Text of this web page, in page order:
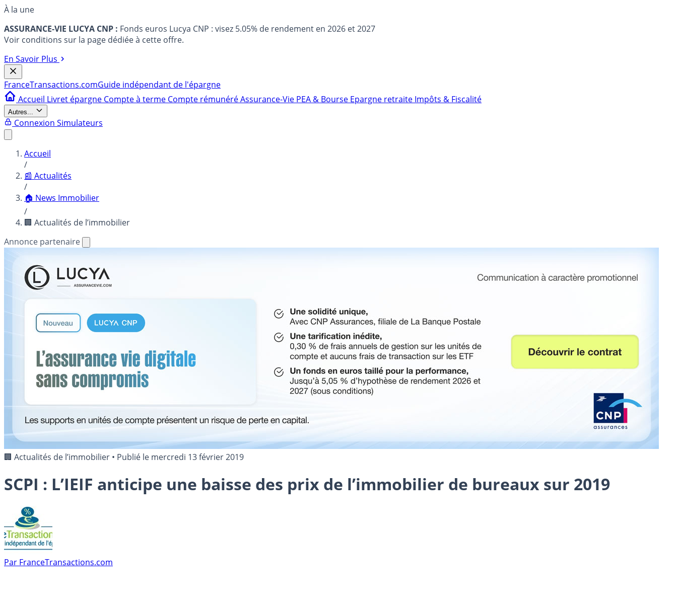
À la une
ASSURANCE-VIE LUCYA CNP : Fonds euros Lucya CNP : visez 5.05% de rendement en 2026 et 2027
Voir conditions sur la page dédiée à cette offre.
En Savoir Plus
FranceTransactions.comGuide indépendant de l'épargne
Accueil Livret épargne Compte à terme Compte rémunéréAssurance-Vie PEA & Bourse Epargne retraite Impôts & Fiscalité
Autres...
Connexion Simulateurs
Accueil
/
📰 Actualités
/
🏠 News Immobilier
/
🏢 Actualités de l’immobilier
Annonce partenaire
🏢 Actualités de l’immobilier • Publié le mercredi 13 février 2019
SCPI : L’IEIF anticipe une baisse des prix de l’immobilier de bureaux sur 2019
Par FranceTransactions.com